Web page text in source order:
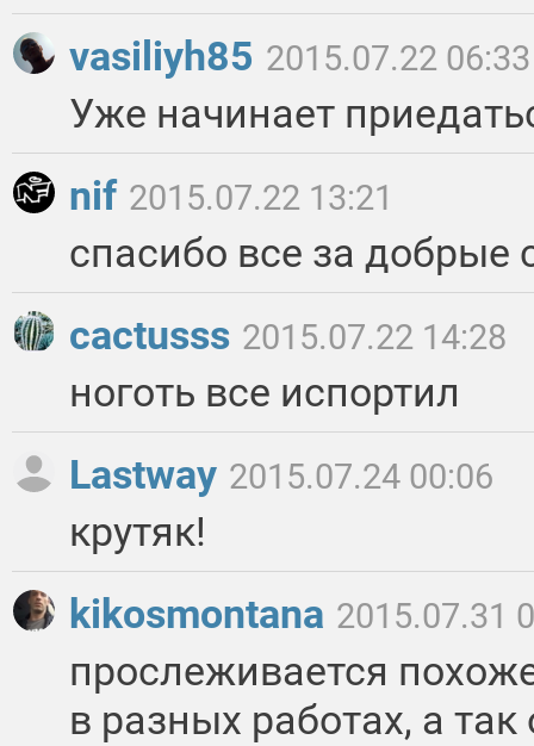
vasiliyh85 2015.07.22 06:33
Уже начинает
nif 2015.07.22 13:21
спасибо все за добрые
cactusss 2015.07.22 14:28
ноготь все испортил
Lastway 2015.07.24 00:06
крутяк!
kikosmontana 2015.07.31
прослеживается
в разных работах, а так